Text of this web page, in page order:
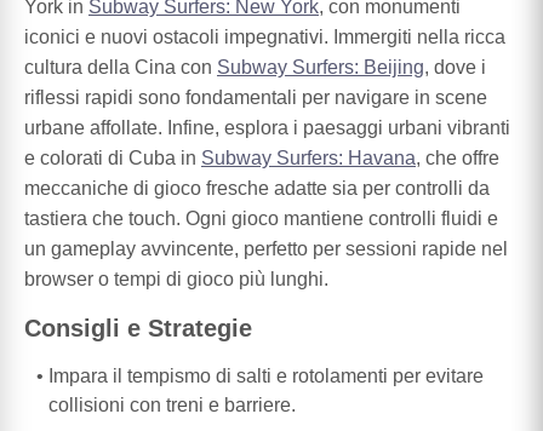
York in Subway Surfers: New York, con monumenti
iconici e nuovi ostacoli impegnativi. Immergiti nella ricca
cultura della Cina con Subway Surfers: Beijing, dove i
riflessi rapidi sono fondamentali per navigare in scene
urbane affollate. Infine, esplora i paesaggi urbani vibranti
e colorati di Cuba in Subway Surfers: Havana, che offre
meccaniche di gioco fresche adatte sia per controlli da
tastiera che touch. Ogni gioco mantiene controlli fluidi e
un gameplay avvincente, perfetto per sessioni rapide nel
browser o tempi di gioco più lunghi.
Consigli e Strategie
Impara il tempismo di salti e rotolamenti per evitare
collisioni con treni e barriere.